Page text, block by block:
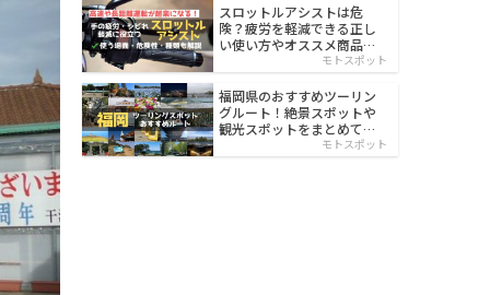
スロットルアシストは危
険？疲労を軽減できる正し
い使い方やオススメ商品を
モトスポット
福岡県のおすすめツーリン
グルート！絶景スポットや
観光スポットをまとめて紹
モトスポット